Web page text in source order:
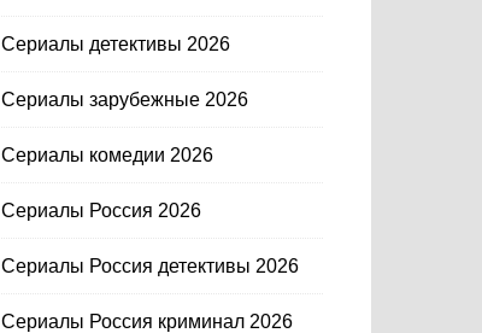
Сериалы детективы 2026
Сериалы зарубежные 2026
Сериалы комедии 2026
Сериалы Россия 2026
Сериалы Россия детективы 2026
Сериалы Россия криминал 2026